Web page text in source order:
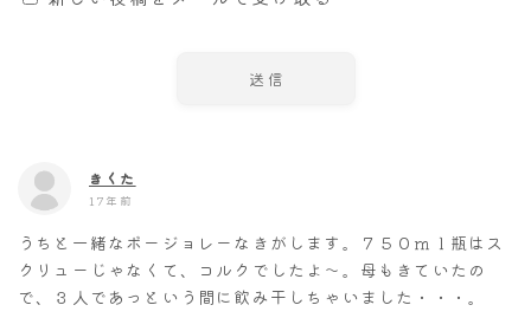
きくた
17年前
うちと一緒なボージョレーなきがします。７５０ｍｌ瓶はス
クリューじゃなくて、コルクでしたよ～。母もきていたの
で、３人であっという間に飲み干しちゃいました・・・。